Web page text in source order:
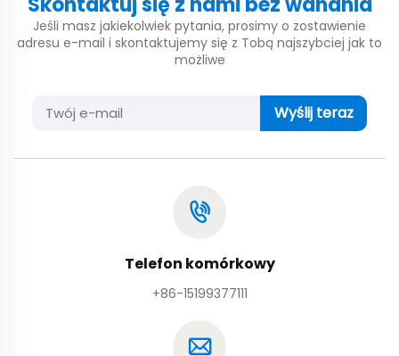
Jeśli masz jakiekolwiek pytania, prosimy o zostawienie
adresu e-mail i skontaktujemy się z Tobą najszybciej jak to
możliwe
Wyślij teraz
Telefon komórkowy
+86-15199377111